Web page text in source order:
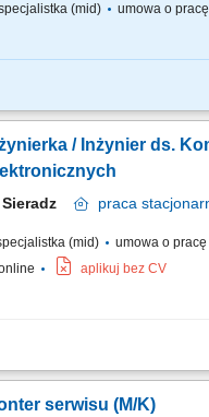
(mid) umowa o pracę
polegać Twoja praca?
Weryfikacja BOM i zapewnienie
klienta. Wspieranie procesu
/ Inżynier ds. Komponentów
Sieradz praca
(mid) umowa o pracę
aplikuj bez CV
Współpraca z zespołami
materiałowych (BOM) i kontrola
serwisu (M/K)